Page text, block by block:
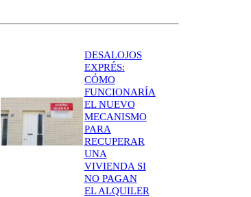
DESALOJOS
EXPRÉS:
CÓMO
FUNCIONARÍA
EL NUEVO
MECANISMO
PARA
RECUPERAR
UNA
VIVIENDA SI
NO PAGAN
EL ALQUILER